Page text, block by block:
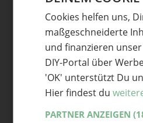
Cookies helfen uns,
maßgeschneiderte
und finanzieren
DIY-Portal über
'OK' unterstützt Du
Hier findest du
PARTNER ANZEIGEN